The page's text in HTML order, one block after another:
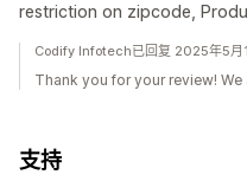
restriction on zipcode,
Codify Infotech已回复 2025年5月
Thank you for your review!
支持